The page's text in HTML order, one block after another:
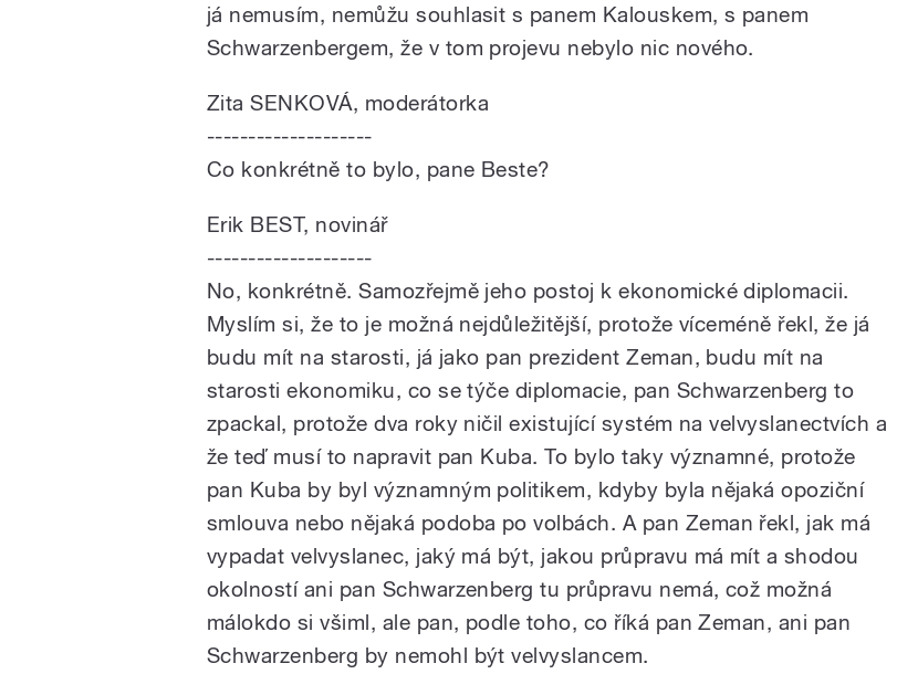
já nemusím, nemůžu souhlasit s panem Kalouskem, s panem
Schwarzenbergem, že v tom projevu nebylo nic nového.
Zita SENKOVÁ, moderátorka
--------------------
Co konkrétně to bylo, pane Beste?
Erik BEST, novinář
--------------------
No, konkrétně. Samozřejmě jeho postoj k ekonomické diplomacii.
Myslím si, že to je možná nejdůležitější, protože víceméně řekl, že já
budu mít na starosti, já jako pan prezident Zeman, budu mít na
starosti ekonomiku, co se týče diplomacie, pan Schwarzenberg to
zpackal, protože dva roky ničil existující systém na velvyslanectvích a
že teď musí to napravit pan Kuba. To bylo taky významné, protože
pan Kuba by byl významným politikem, kdyby byla nějaká opoziční
smlouva nebo nějaká podoba po volbách. A pan Zeman řekl, jak má
vypadat velvyslanec, jaký má být, jakou průpravu má mít a shodou
okolností ani pan Schwarzenberg tu průpravu nemá, což možná
málokdo si všiml, ale pan, podle toho, co říká pan Zeman, ani pan
Schwarzenberg by nemohl být velvyslancem.